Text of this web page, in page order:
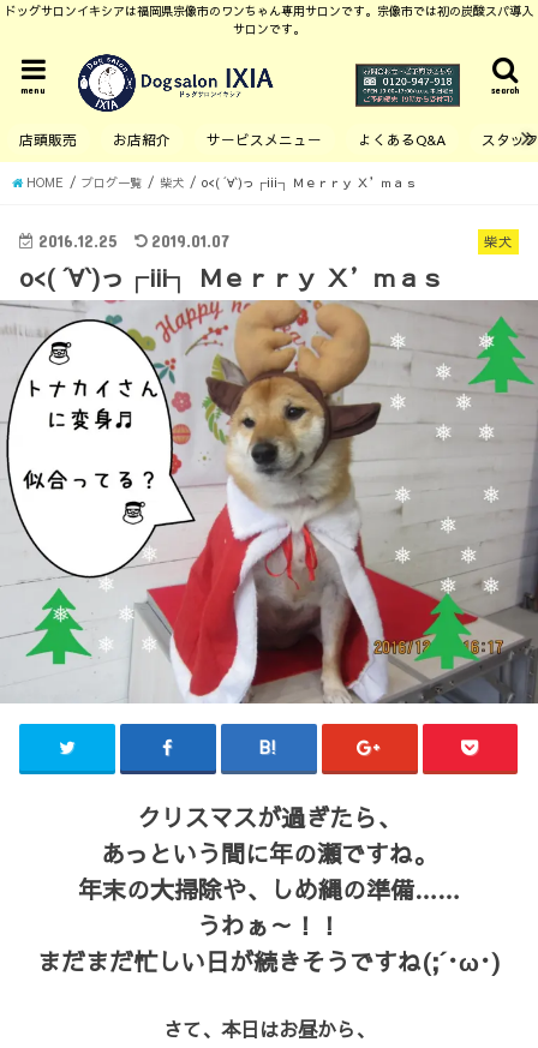
ドッグサロンイキシアは福岡県宗像市のワンちゃん専用サロンです。宗像市では初の炭酸スパ導入
サロンです。
search
menu
店頭販売 お店紹介 サービスメニュー よくあるQ&A スタッ
HOME ブログ一覧 柴犬 o<( ´∀`)っ┌iii┐ Ｍｅｒｒｙ Ｘ’ｍａｓ
柴犬
2016.12.25 2019.01.07
o<( ´∀`)っ┌iii┐ Ｍｅｒｒｙ Ｘ’ｍａｓ
クリスマスが過ぎたら、
あっという間に年の瀬ですね。
年末の大掃除や、しめ縄の準備……
うわぁ～！！
まだまだ忙しい日が続きそうですね(;´･ω･)
さて、本日はお昼から、